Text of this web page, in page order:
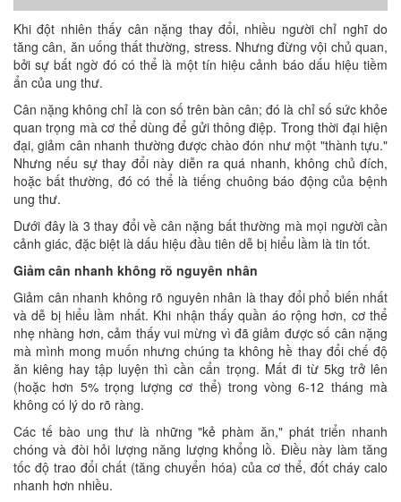
Khi đột nhiên thấy cân nặng thay đổi, nhiều người chỉ nghĩ do
tăng cân, ăn uống thất thường, stress. Nhưng đừng vội chủ quan,
bởi sự bất ngờ đó có thể là một tín hiệu cảnh báo dấu hiệu tiềm
ẩn của ung thư.
Cân nặng không chỉ là con số trên bàn cân; đó là chỉ số sức khỏe
quan trọng mà cơ thể dùng để gửi thông điệp. Trong thời đại hiện
đại, giảm cân nhanh thường được chào đón như một "thành tựu."
Nhưng nếu sự thay đổi này diễn ra quá nhanh, không chủ đích,
hoặc bất thường, đó có thể là tiếng chuông báo động của bệnh
ung thư.
Dưới đây là 3 thay đổi về cân nặng bất thường mà mọi người cần
cảnh giác, đặc biệt là dấu hiệu đầu tiên dễ bị hiểu lầm là tin tốt.
Giảm cân nhanh không rõ nguyên nhân
Giảm cân nhanh không rõ nguyên nhân là thay đổi phổ biến nhất
và dễ bị hiểu lầm nhất. Khi nhận thấy quần áo rộng hơn, cơ thể
nhẹ nhàng hơn, cảm thấy vui mừng vì đã giảm được số cân nặng
mà mình mong muốn nhưng chúng ta không hề thay đổi chế độ
ăn kiêng hay tập luyện thì cần cẩn trọng. Mất đi từ 5kg trở lên
(hoặc hơn 5% trọng lượng cơ thể) trong vòng 6-12 tháng mà
không có lý do rõ ràng.
Các tế bào ung thư là những "kẻ phàm ăn," phát triển nhanh
chóng và đòi hỏi lượng năng lượng khổng lồ. Điều này làm tăng
tốc độ trao đổi chất (tăng chuyển hóa) của cơ thể, đốt cháy calo
nhanh hơn nhiều.